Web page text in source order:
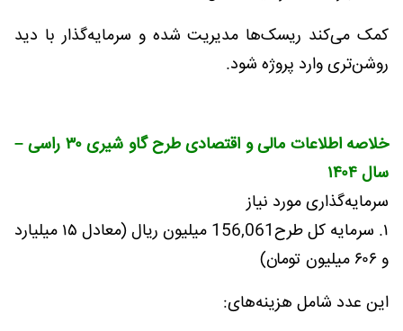
کمک می‌کند ریسک‌ها مدیریت شده و سرمایه‌گذار با دید
روشن‌تری وارد پروژه شود.
خلاصه اطلاعات مالی و اقتصادی طرح گاو شیری ۳۰ راسی –
سال ۱۴۰۴
سرمایه‌گذاری مورد نیاز
۱. سرمایه کل طرح156,061 میلیون ریال (معادل ۱۵ میلیارد
و ۶۰۶ میلیون تومان)
این عدد شامل هزینه‌های: